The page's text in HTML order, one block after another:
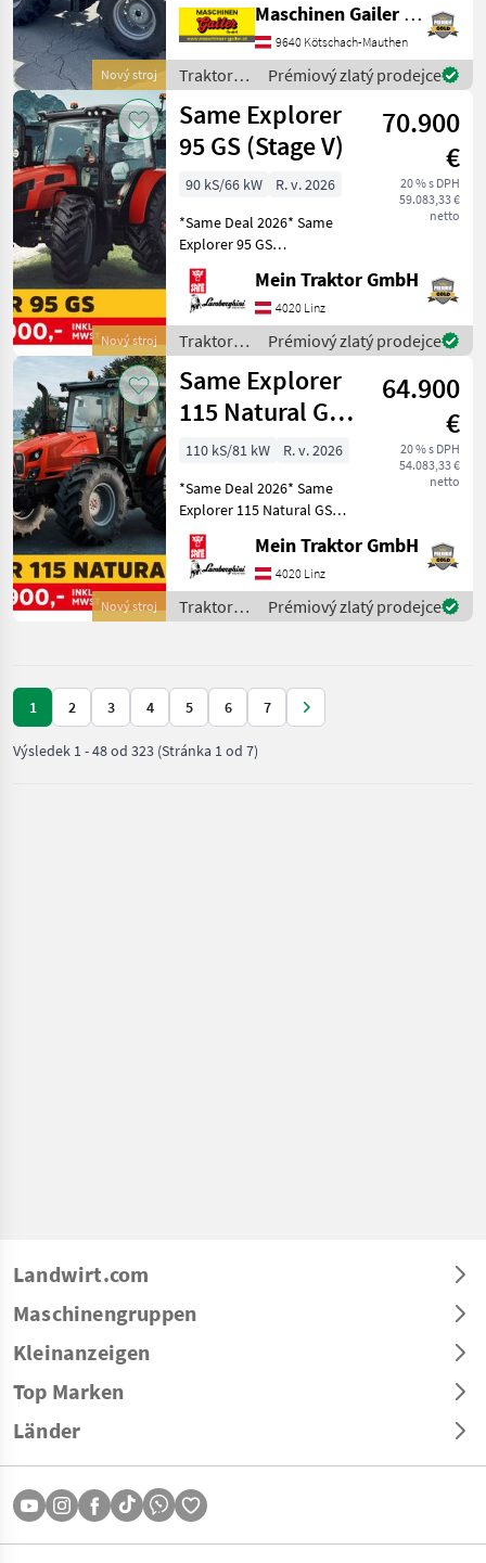
Nový stroj
emisná norma V, systém
Common Rail * BEZ
ADBLUE * 4-valec s
objemom 3859 cm³ a
turbom * Prevodov
Maschinen Gailer GmbH
9640 Kötschach-Mauthen
Traktory /
Same
Prémiový zlatý prodejce
Nový stroj
Same Explorer
95 GS (Stage V)
70.900
€
20 % s DPH
59.083,33 €
netto
90 kS/66 kW
R. v. 2026
*Same Deal 2026* Same
Explorer 95 GS
GRUNDAUSSATTUNG: -
FARMotion Stage V Motor -
Nennleistung: 90 PS - 4
Zylinder - Hubraum: 3849
cm³ - Felgen vorne und hin
Mein Traktor GmbH
4020 Linz
Traktory /
Same
Prémiový zlatý prodejce
Nový stroj
Same Explorer
115 Natural GS
(Stage V)
64.900
€
20 % s DPH
54.083,33 €
netto
110 kS/81 kW
R. v. 2026
*Same Deal 2026* Same
Explorer 115 Natural GS
GRUNDAUSSTATTUNG: -
FARMmotion 45 Stage V
Motor - Nennleistung: 110
PS - 4 Zylinder - Hubraum:
3849 cm³ - Manue
Mein Traktor GmbH
4020 Linz
Traktory /
Same
Prémiový zlatý prodejce
1 2 3 4 5 6 7
Výsledek 1-48od 323 (Stránka 1 od 7)
Landwirt.com
Maschinengruppen
Kleinanzeigen
Top Marken
Länder